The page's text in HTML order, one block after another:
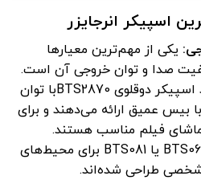
اسپیکر انرجایزر
: یکی از مهم‌ترین معیارها
صدا و توان خروجی آن است.
مدل‌های قدرتمندتر مانند اسپیکر دوقلوی BTS2870با توان
با بیس عمیق ارائه می‌دهند و برای
فیلم مناسب هستند.
مدل‌های کوچکتر مانند BTS064 یا BTS081 برای محیط‌های
طراحی شده‌اند.